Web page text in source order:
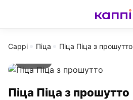
Cappi Піца Піца Піца з прошутто
Піца Піца з прошутто